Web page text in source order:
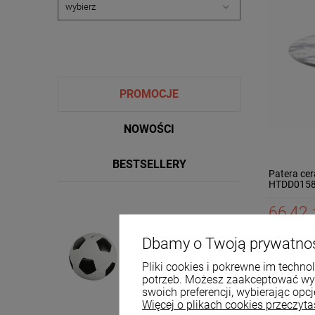
PROMOCJE
NOWOŚCI
BESTSELLERY
Skarbonka piłka
dekoracyjna ceramiczna
39,99 zł
Cena regularna:42,00 zł
Najniższa cena:
Patera
HTDD0158
66,42
DO
Dbamy o Twoją
Pliki cookies i pokrewne im
potrzeb. Możesz zaakceptować
swoich preferencji, wybierając
Więcej o plikach cookies